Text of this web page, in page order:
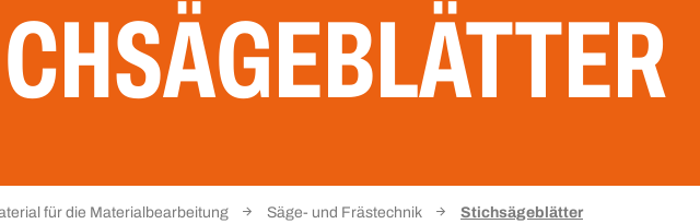
für die Materialbearbeitung Säge- und Frästechnik Stichsägeblätter